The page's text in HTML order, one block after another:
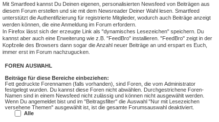
Mit Smartfeed kannst Du Deinen eigenen, personalisierten Newsfeed von Beiträgen aus
diesem Forum erstellen und sie mit dem Newsreader Deiner Wahl lesen. Smartfeed
unterstützt die Authentifizierung für registrierte Mitglieder, wodurch auch Beiträge anzeigt
werden können, die eine Anmeldung im Forum erfordern.
In Firefox lässt sich der erzeugte Link als "dynamisches Lesezeichen" speichern. Du
kannst aber auch eine Erweiterung wie z.B. "FeedBro" installieren. "FeedBro" zeigt in der
Kopfzeile des Browsers dann sogar die Anzahl neuer Beiträge an und erspart es Euch,
immer erst im Forum nachzugucken.
FOREN AUSWAHL
Beiträge für diese Bereiche einbeziehen:
Fett gedruckte Forennamen (falls vorhanden), sind Foren, die vom Administrator
festgelegt wurden. Du kannst diese Foren nicht abwählen. Durchgestrichene Foren-
Namen sind in einem Newsfeed nicht zulässig und können nicht ausgewählt werden.
Wenn Du angemeldet bist und im "Beitragsfilter" die Auswahl "Nur mit Lesezeichen
versehene Themen" ausgewählt ist, ist die gesamte Forumsauswahl deaktiviert.
Alle